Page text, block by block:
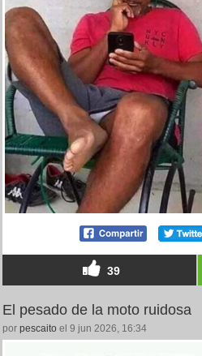
39
El pesado de la moto ruidosa
por pescaito el 9 jun 2026, 16:34